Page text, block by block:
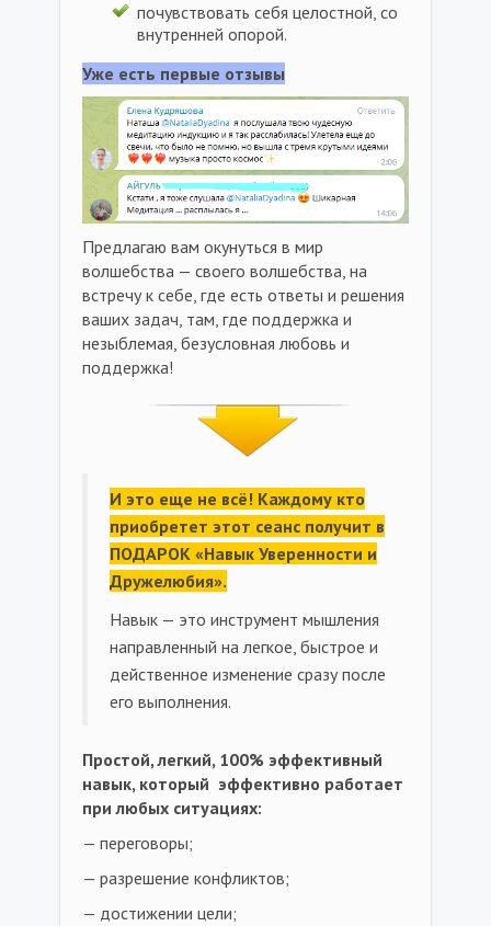
почувствовать себя целостной, со
внутренней опорой.
Уже есть первые отзывы
Предлагаю вам окунуться в мир
волшебства — своего волшебства, на
встречу к себе, где есть ответы и решения
ваших задач, там, где поддержка и
незыблемая, безусловная любовь и
поддержка!
И это еще не всё! Каждому кто
приобретет этот сеанс получит в
ПОДАРОК «Навык Уверенности и
Дружелюбия».
Навык — это инструмент мышления
направленный на легкое, быстрое и
действенное изменение сразу после
его выполнения.
Простой, легкий, 100% эффективный
навык, который эффективно работает
при любых ситуациях:
— переговоры;
— разрешение конфликтов;
— достижении цели;